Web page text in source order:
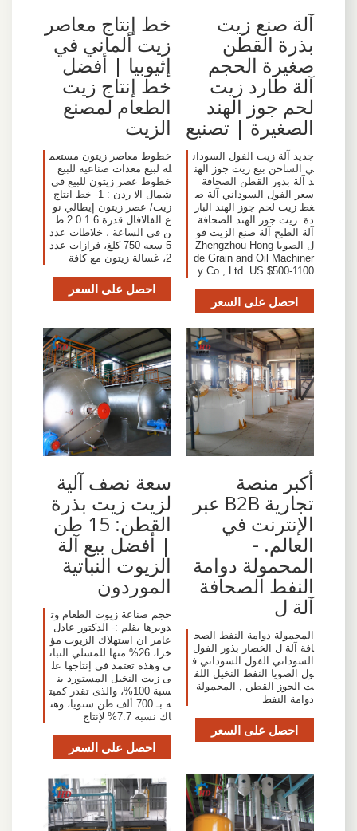
آلة صنع زيت
بذرة القطن
صغيرة الحجم
آلة طارد زيت
لحم جوز الهند
الصغيرة | تصنيع
جديد آلة زيت الفول السودان
ي الساخن بيع زيت جوز الهن
د آلة بذور القطن الصحافة
سعر الفول السوداني آلة ض
غط زيت لحم جوز الهند البار
دة. زيت جوز الهند الصحافة
آلة الطبخ آلة صنع الزيت فو
ل الصويا Zhengzhou Hong
de Grain and Oil Machiner
y Co., Ltd. US $500-1100
احصل على السعر
خط إنتاج معاصر
زيت ألماني في
إثيوبيا | أفضل
خط إنتاج زيت
الطعام لمصنع
الزيت
خطوط معاصر زيتون مستعم
له لبيع معدات صناعية للبيع
خطوط عصر زيتون للبيع في
شمال الا ردن : 1- خط انتاج
زيت/ عصر زيتون إيطالي نو
ع الفالافال قدرة 1.6 2.0 ط
ن في الساعة ، خلاطات عدد
5 سعه 750 كلغ، فرازات عدد
2، غسالة زيتون مع كافة
احصل على السعر
أكبر منصة
تجارية B2B عبر
الإنترنت في
العالم. -
المحمولة دوامة
النفط الصحافة
آلة ل
المحمولة دوامة النفط الصح
افة آلة ل الخضار بذور الفول
السوداني الفول السوداني ف
ول الصويا النفط النخيل اللف
ت الجوز القطن , المحمولة
دوامة النفط
احصل على السعر
سعة نصف آلية
لزيت زيت بذرة
القطن: 15 طن
| أفضل بيع آلة
الزيوت النباتية
الموردون
حجم صناعة زيوت الطعام وت
دويرها بقلم :- الدكتور عادل
عامر ان استهلاك الزيوت مؤ
خرا، 26% منها للمسلي النبات
ي وهذه تعتمد فى إنتاجها عل
ى زيت النخيل المستورد بن
سبة 100%، والذى تقدر كميت
ه بـ 700 ألف طن سنويا، وهن
اك نسبة 7.7% لإنتاج
احصل على السعر